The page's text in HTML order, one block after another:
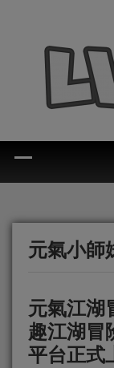
元氣小師
元氣江湖
趣江湖冒
平台正式